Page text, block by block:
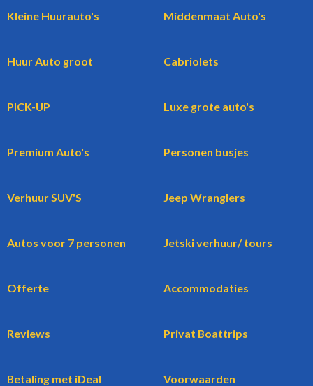
Kleine Huurauto's Middenmaat Auto's
Huur Auto groot Cabriolets
PICK-UP Luxe grote auto's
Premium Auto's Personen busjes
Verhuur SUV'S Jeep Wranglers
Autos voor 7 personen Jetski verhuur/ tours
Offerte Accommodaties
Reviews Privat Boattrips
Betaling met iDeal Voorwaarden